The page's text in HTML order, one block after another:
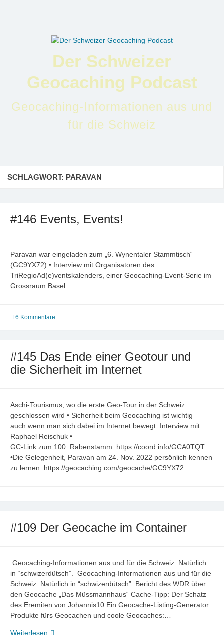
Der Schweizer
Geocaching Podcast
Geocaching-Informationen aus und
für die Schweiz
SCHLAGWORT: PARAVAN
#146 Events, Events!
Paravan war eingeladen zum „6. Wynentaler Stammtisch“
(GC9YX72) • Interview mit Organisatoren des
TriRegioAd(e)ventskalenders, einer Geocaching-Event-Serie im
Grossraum Basel.
6 Kommentare
#145 Das Ende einer Geotour und
die Sicherheit im Internet
Aschi-Tourismus, wo die erste Geo-Tour in der Schweiz
geschlossen wird • Sicherheit beim Geocaching ist wichtig –
auch wenn man sich dabei im Internet bewegt. Interview mit
Raphael Reischuk •
GC-Link zum 100. Rabenstamm: https://coord.info/GCA0TQT
•Die Gelegenheit, Paravan am 24. Nov. 2022 persönlich kennen
zu lernen: https://geocaching.com/geocache/GC9YX72
#109 Der Geocache im Container
Geocaching-Informationen aus und für die Schweiz. Natürlich
in “schwizerdütsch”. Geocaching-Informationen aus und für die
Schweiz. Natürlich in “schwizerdütsch”. Bericht des WDR über
den Geocache „Das Müssmannhaus“ Cache-Tipp: Der Schatz
des Eremiten von Johannis10 Ein Geocache-Listing-Generator
Produkte fürs Geocachen und coole Geocaches:…
Weiterlesen #109